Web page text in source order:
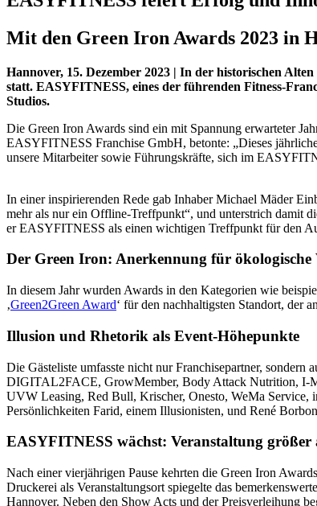
Mit den Green Iron Awards 2023 in
Hannover, 15. Dezember 2023 | In der historischen
statt. EASYFITNESS, eines der führenden Fitness-
Studios.
Die Green Iron Awards sind ein mit Spannung erwarteter
EASYFITNESS Franchise GmbH, betonte: „Dieses
unsere Mitarbeiter sowie Führungskräfte, sich im
In einer inspirierenden Rede gab Inhaber Michael Mäder
mehr als nur ein Offline-Treffpunkt“, und unterstrich damit
er EASYFITNESS als einen wichtigen Treffpunkt für den
Der Green Iron: Anerkennung für ökologische
In diesem Jahr wurden Awards in den Kategorien wie
‚Green2Green Award‘ für den nachhaltigsten Standort, der
Illusion und Rhetorik als Event-Höhepunkte
Die Gästeliste umfasste nicht nur Franchisepartner,
DIGITAL2FACE, GrowMember, Body Attack Nutrition, I-
UVW Leasing, Red Bull, Krischer, Onesto, WeMa Service,
Persönlichkeiten Farid, einem Illusionisten, und René
EASYFITNESS wächst: Veranstaltung größer
Nach einer vierjährigen Pause kehrten die Green Iron
Druckerei als Veranstaltungsort spiegelte das
Hannover. Neben den Show Acts und der Preisverleihung